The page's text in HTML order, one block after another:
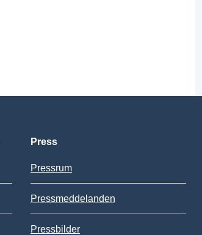
Press
Pressrum
Pressmeddelanden
Pressbilder